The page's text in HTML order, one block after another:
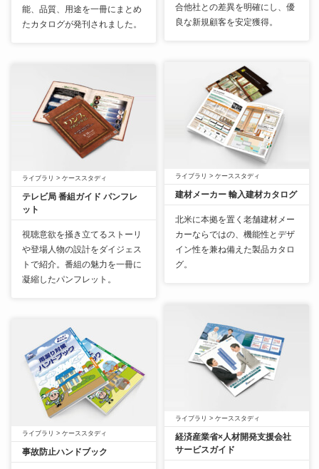
能、品質、用途を一冊にまとめ
たカタログが発刊されました。
合他社との差異を明確にし、優
良な新規顧客を安定獲得。
ライブラリ > ケーススタディ
建材メーカー 輸入建材カタログ
北米に本拠を置く老舗建材メー
カーならではの、機能性とデザ
イン性を兼ね備えた製品カタロ
グ。
ライブラリ > ケーススタディ
テレビ局 番組ガイド パンフレ
ット
視聴意欲を掻き立てるストーリ
や登場人物の設計をダイジェス
トで紹介。番組の魅力を一冊に
凝縮したパンフレット。
ライブラリ > ケーススタディ
経済産業省×人材開発支援会社
サービスガイド
ライブラリ > ケーススタディ
事故防止ハンドブック